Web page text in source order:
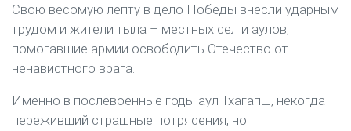
Свою весомую лепту в дело Победы внесли ударным
трудом и жители тыла – местных сел и аулов,
помогавшие армии освободить Отечество от
ненавистного врага.
Именно в послевоенные годы аул Тхагапш, некогда
переживший страшные потрясения, но